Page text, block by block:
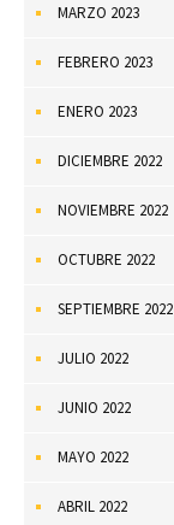
MARZO 2023
FEBRERO 2023
ENERO 2023
DICIEMBRE 2022
NOVIEMBRE 2022
OCTUBRE 2022
SEPTIEMBRE 2022
JULIO 2022
JUNIO 2022
MAYO 2022
ABRIL 2022